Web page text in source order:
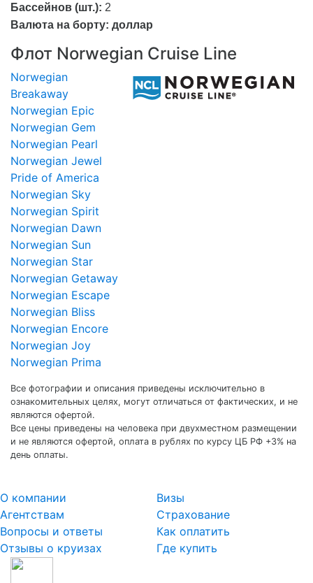
Бассейнов (шт.): 2
Валюта на борту: доллар
Флот Norwegian Cruise Line
Norwegian
Breakaway
Norwegian Epic
Norwegian Gem
Norwegian Pearl
Norwegian Jewel
Pride of America
Norwegian Sky
Norwegian Spirit
Norwegian Dawn
Norwegian Sun
Norwegian Star
Norwegian Getaway
Norwegian Escape
Norwegian Bliss
Norwegian Encore
Norwegian Joy
Norwegian Prima
Все фотографии и описания приведены исключительно в
ознакомительных целях, могут отличаться от фактических, и не
являются офертой.
Все цены приведены на человека при двухместном размещении
и не являются офертой, оплата в рублях по курсу ЦБ РФ +3% на
день оплаты.
О компании
Агентствам
Вопросы и ответы
Отзывы о круизах
Визы
Страхование
Как оплатить
Где купить